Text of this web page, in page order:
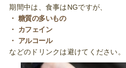
期間中は、食事はNGですが、
・ 糖質の多いもの
・ カフェイン
・ アルコール
などのドリンクは避けてください。